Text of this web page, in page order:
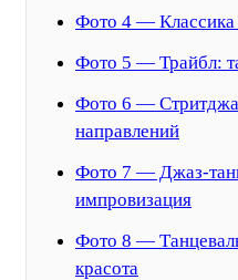
Фото 4 — Классика
Фото 5 — Трайбл:
Фото 6 —
направлений
Фото 7 — Джаз-
импровизация
Фото 8 —
красота